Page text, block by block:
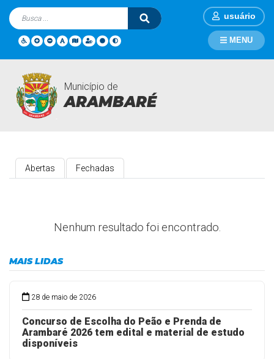
usuário
Município de
ARAMBARÉ
MENU
Enquetes
Abertas Fechadas
Nenhum resultado foi encontrado.
MAIS LIDAS
28 de maio de 2026
Concurso de Escolha do Peão e Prenda de
Arambaré 2026 tem edital e material de estudo
disponíveis